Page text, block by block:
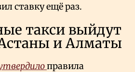
ставку ещё раз.
такси выйдут
и Алматы
правила